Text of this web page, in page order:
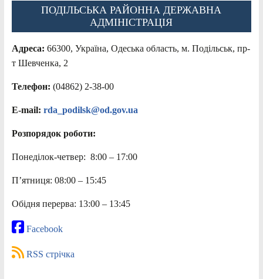
ПОДІЛЬСЬКА РАЙОННА ДЕРЖАВНА
АДМІНІСТРАЦІЯ
Адреса: 66300, Україна, Одеська область, м. Подільськ, пр-
т Шевченка, 2
Телефон: (04862) 2-38-00
E-mail: rda_podilsk@od.gov.ua
Розпорядок роботи:
Понеділок-четвер: 8:00 – 17:00
П’ятниця: 08:00 – 15:45
Обідня перерва: 13:00 – 13:45
Facebook
RSS стрічка